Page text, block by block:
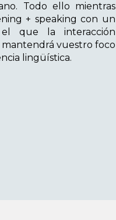
Todo ello mientras
+ speaking con un
que la interacción
vuestro foco
lingüística.